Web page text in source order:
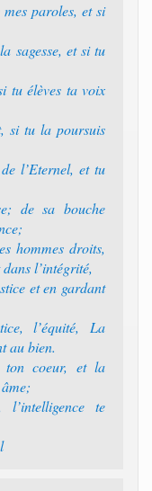
paroles, et si
sagesse, et si tu
tu élèves ta voix
si tu la poursuis
l’Eternel, et tu
de sa bouche
hommes droits,
l’intégrité,
et en gardant
l’équité, La
au bien.
ton coeur, et la
te